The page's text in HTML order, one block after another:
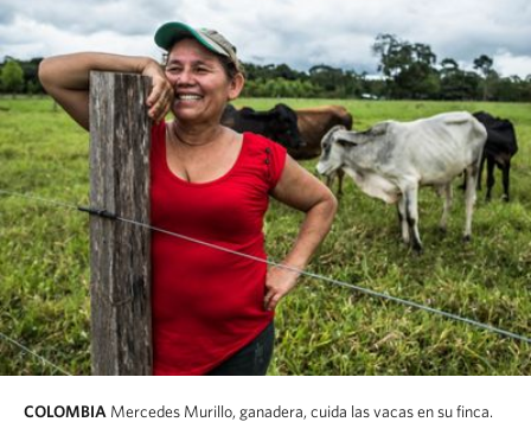
COLOMBIA Mercedes Murillo, ganadera, cuida las vacas en su finca.